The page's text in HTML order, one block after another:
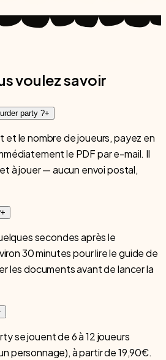
voulez savoir
party ?+
le nombre de joueurs, payez en
le PDF par e-mail. Il
à jouer — aucun envoi postal,
+
secondes après le
30 minutes pour lire le guide de
les documents avant de lancer la
se jouent de 6 à 12 joueurs
personnage), à partir de 19,90€.